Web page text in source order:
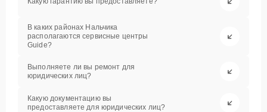
В каких районах Нальчика
располагаются сервисные центры
Guide?
Выполняете ли вы ремонт для
юридических лиц?
Какую документацию вы
предоставляете для юридических лиц?